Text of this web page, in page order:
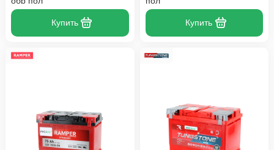
Купить Купить